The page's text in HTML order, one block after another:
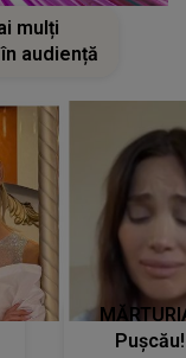
mulți
audiență